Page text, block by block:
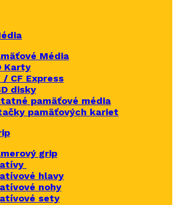
Média
Karty
/ CF Express
disky
pamäťové média
pamäťových kariet
grip
hlavy
nohy
sety